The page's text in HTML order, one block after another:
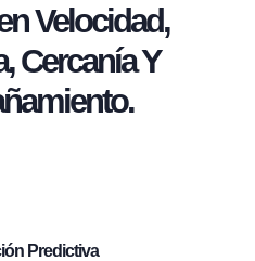
Velocidad,
Cercanía Y
Predictiva